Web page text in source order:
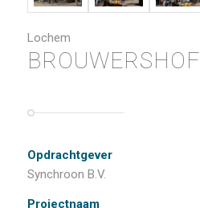
Lochem
BROUWERSHOF
Opdrachtgever
Synchroon B.V.
Projectnaam